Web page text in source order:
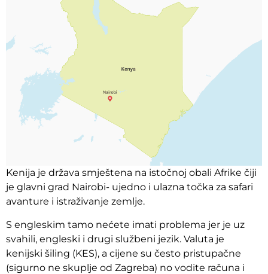
Kenija je država smještena na istočnoj obali Afrike čiji
je glavni grad Nairobi- ujedno i ulazna točka za safari
avanture i istraživanje zemlje.
S engleskim tamo nećete imati problema jer je uz
svahili, engleski i drugi službeni jezik. Valuta je
kenijski šiling (KES), a cijene su često pristupačne
(sigurno ne skuplje od Zagreba) no vodite računa i